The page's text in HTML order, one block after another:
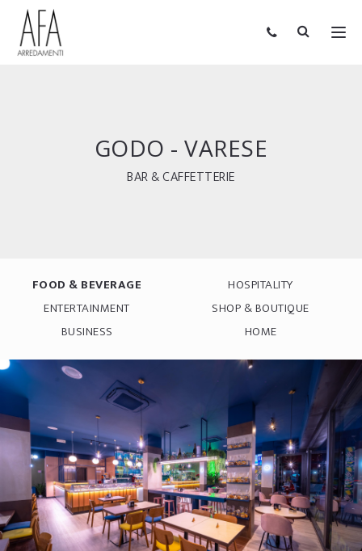
GODO - VARESE
BAR & CAFFETTERIE
FOOD & BEVERAGE
HOSPITALITY
ENTERTAINMENT
SHOP & BOUTIQUE
BUSINESS
HOME